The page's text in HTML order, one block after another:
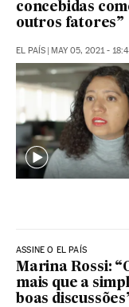
concebidas
outros fatores”
EL PAÍS | MAY 05, 2021 -
ASSINE O EL PAÍS
Marina Rossi:
mais que a
boas